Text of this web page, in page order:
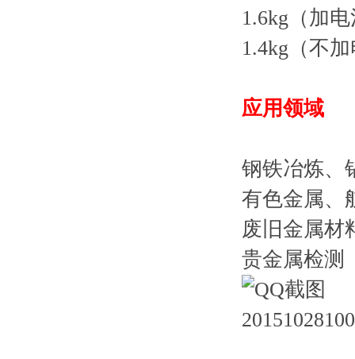
1.6kg（加
1.4kg（不
应用领域
钢铁冶炼、
有色金属、
废旧金属材
贵金属检测